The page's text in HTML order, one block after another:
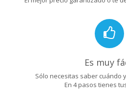
Es muy
Sólo necesitas saber cuándo
En 4 pasos tienes